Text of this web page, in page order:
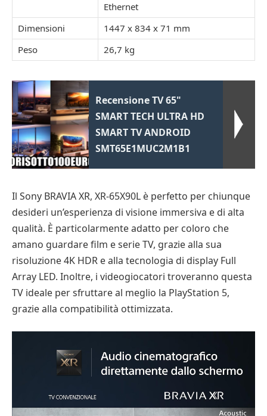
Ethernet
Dimensioni
1447 x 834 x 71 mm
Peso
26,7 kg
Recensione TV 65"
SMART TECH ULTRA HD
SMART TV ANDROID
SMT65E1MUC2M1B1
Il Sony BRAVIA XR, XR-65X90L è perfetto per chiunque
desideri un’esperienza di visione immersiva e di alta
qualità. È particolarmente adatto per coloro che
amano guardare film e serie TV, grazie alla sua
risoluzione 4K HDR e alla tecnologia di display Full
Array LED. Inoltre, i videogiocatori troveranno questa
TV ideale per sfruttare al meglio la PlayStation 5,
grazie alla compatibilità ottimizzata.